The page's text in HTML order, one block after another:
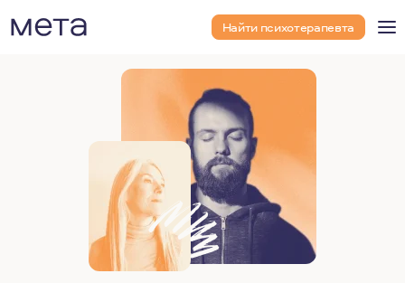
Найти психотерапевта